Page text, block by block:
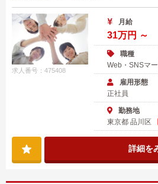
求人番号：475408
月給
31万円 ～
職種
Web・SNSマ
雇用形態
正社員
勤務地
東京都 品川区
詳細を